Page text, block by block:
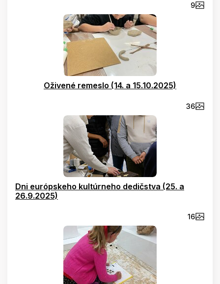
9
Oživené remeslo (14. a 15.10.2025)
36
Dni európskeho kultúrneho dedičstva (25. a
26.9.2025)
16